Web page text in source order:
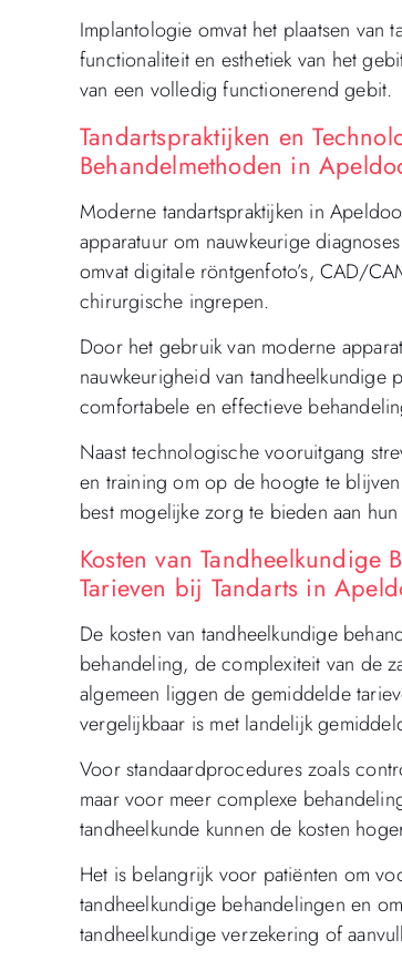
Implantologie omvat het plaatsen van
functionaliteit en esthetiek van het
van een volledig functionerend gebit.
Tandartspraktijken en
Behandelmethoden in
Moderne tandartspraktijken in
apparatuur om nauwkeurige
omvat digitale röntgenfoto’s, CAD/
chirurgische ingrepen.
Door het gebruik van moderne
nauwkeurigheid van
comfortabele en effectieve
Naast technologische vooruitgang
en training om op de hoogte te
best mogelijke zorg te bieden aan
Kosten van
Tarieven bij Tandarts in
De kosten van tandheelkundige
behandeling, de complexiteit van de
algemeen liggen de gemiddelde
vergelijkbaar is met landelijk
Voor standaardprocedures zoals
maar voor meer complexe
tandheelkunde kunnen de kosten
Het is belangrijk voor patiënten om
tandheelkundige behandelingen en
tandheelkundige verzekering of